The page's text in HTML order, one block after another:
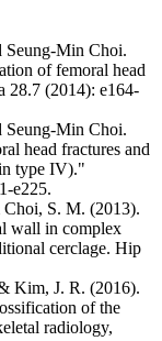
Seung-Min Choi.
of femoral head
28.7 (2014): e164-
Seung-Min Choi.
head fractures and
type IV)."
e225.
Choi, S. M. (2013).
wall in complex
cerclage. Hip
Kim, J. R. (2016).
of the
radiology,